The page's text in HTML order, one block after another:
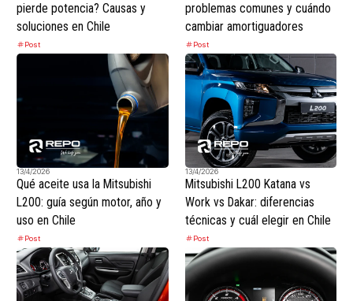
pierde potencia? Causas y
soluciones en Chile
Post
problemas comunes y cuándo
cambiar amortiguadores
Post
13/4/2026
Qué aceite usa la Mitsubishi
L200: guía según motor, año y
uso en Chile
Post
13/4/2026
Mitsubishi L200 Katana vs
Work vs Dakar: diferencias
técnicas y cuál elegir en Chile
Post